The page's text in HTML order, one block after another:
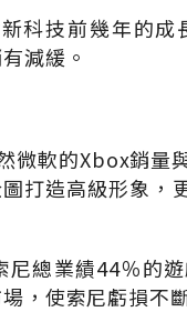
科技前幾年的成
減緩。
微軟的Xbox銷量
打造高級形象，
總業績44％的
，使索尼虧損不